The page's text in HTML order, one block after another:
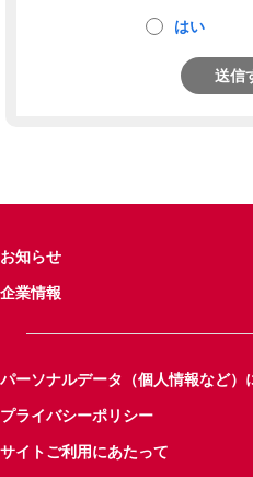
はい
送信
お知らせ
企業情報
パーソナルデータ（個人情報など）
プライバシーポリシー
サイトご利用にあたって